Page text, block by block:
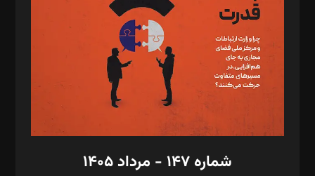
رستمی،مصطفی باستان
ویرایش: نگار استاد‌‌آقا
طراح یونیفرم: مجید توکلی
فیلمبرداری و عکاسی: امیر شفیعی، مانی لطفی زاده
گرافیک و صفحه‌آرایی: سید‌سبحان‌علی ثابت
مد‌یر توسعه تجاری: کامبیز برید‌
امور مالی: شاپور رهبری، محمد‌ کاظمی‌نیا
شماره ۱۴۷ - مرداد ۱۴۰۵